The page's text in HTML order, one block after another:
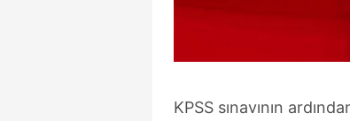
KPSS sınavının